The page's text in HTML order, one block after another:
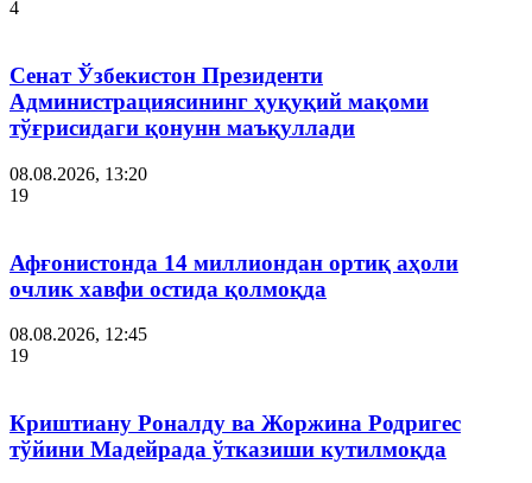
4
Сенат Ўзбекистон Президенти
Администрациясининг ҳуқуқий мақоми
тўғрисидаги қонунн маъқуллади
08.08.2026, 13:20
19
Афғонистонда 14 миллиондан ортиқ аҳоли
очлик хавфи остида қолмоқда
08.08.2026, 12:45
19
Криштиану Роналду ва Жоржина Родригес
тўйини Мадейрада ўтказиши кутилмоқда